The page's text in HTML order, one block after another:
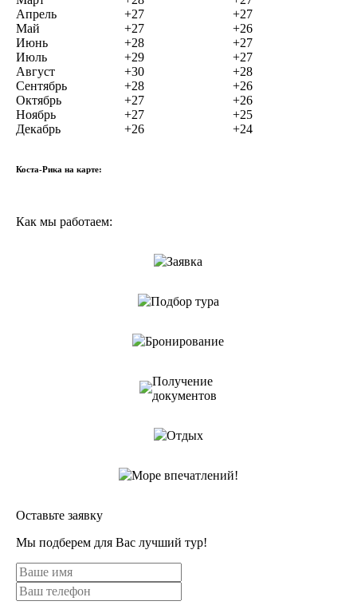
Апрель
+27
+27
Май
+27
+26
Июнь
+28
+27
Июль
+29
+27
Август
+30
+28
Сентябрь
+28
+26
Октябрь
+27
+26
Ноябрь
+27
+25
Декабрь
+26 +24
Коста-Рика на карте:
Как мы работаем:
Заявка
Подбор тура
Бронирование
Получение
документов
Отдых
Море впечатлений!
Оставьте заявку
Мы подберем для Вас лучший тур!